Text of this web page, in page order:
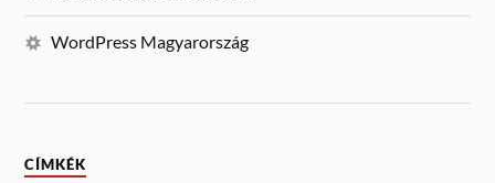
WordPress Magyarország
CÍMKÉK